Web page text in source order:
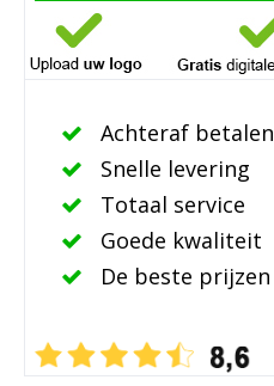
Achteraf betalen
Snelle levering
Totaal service
Goede kwaliteit
De beste prijzen